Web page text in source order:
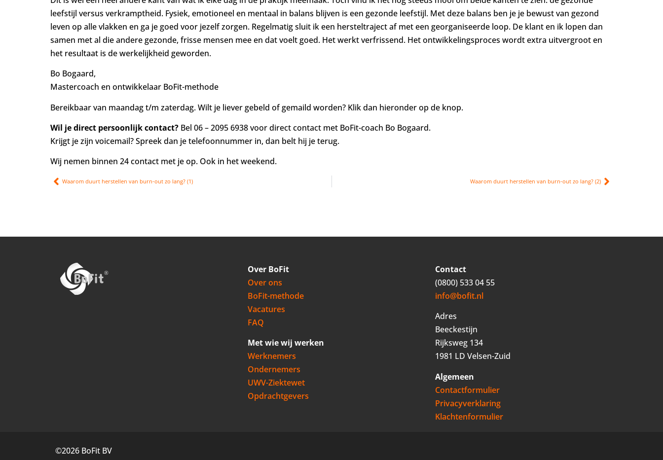
leefstijl versus verkramptheid. Fysiek, emotioneel en mentaal in balans blijven is een gezonde leefstijl. Met deze balans ben je je bewust van gezond
leven op alle vlakken en ga je goed voor jezelf zorgen. Regelmatig sluit ik een hersteltraject af met een georganiseerde loop. De klant en ik lopen dan
samen met al die andere gezonde, frisse mensen mee en dat voelt goed. Het werkt verfrissend. Het ontwikkelingsproces wordt extra uitvergroot en
het resultaat is de werkelijkheid geworden.
Bo Bogaard,
Mastercoach en ontwikkelaar BoFit-methode
Bereikbaar van maandag t/m zaterdag. Wilt je liever gebeld of gemaild worden? Klik dan hieronder op de knop.
Wil je direct persoonlijk contact? Bel 06 – 2095 6938 voor direct contact met BoFit-coach Bo Bogaard.
Krijgt je zijn voicemail? Spreek dan je telefoonnummer in, dan belt hij je terug.
Wij nemen binnen 24 contact met je op. Ook in het weekend.
Waarom duurt herstellen van burn-out zo lang? (1) Waarom duurt herstellen van burn-out zo lang? (2)
Over BoFit
Over ons
BoFit-methode
Vacatures
FAQ
Met wie wij werken
Werknemers
Ondernemers
UWV-Ziektewet
Opdrachtgevers
Contact
(0800) 533 04 55
info@bofit.nl
Adres
Beeckestijn
Rijksweg 134
1981 LD Velsen-Zuid
Algemeen
Contactformulier
Privacyverklaring
Klachtenformulier
©2026 BoFit BV